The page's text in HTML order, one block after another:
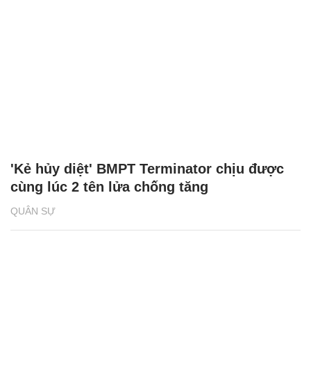
QUÂN SỰ
'Kẻ hủy diệt' BMPT Terminator chịu được
cùng lúc 2 tên lửa chống tăng